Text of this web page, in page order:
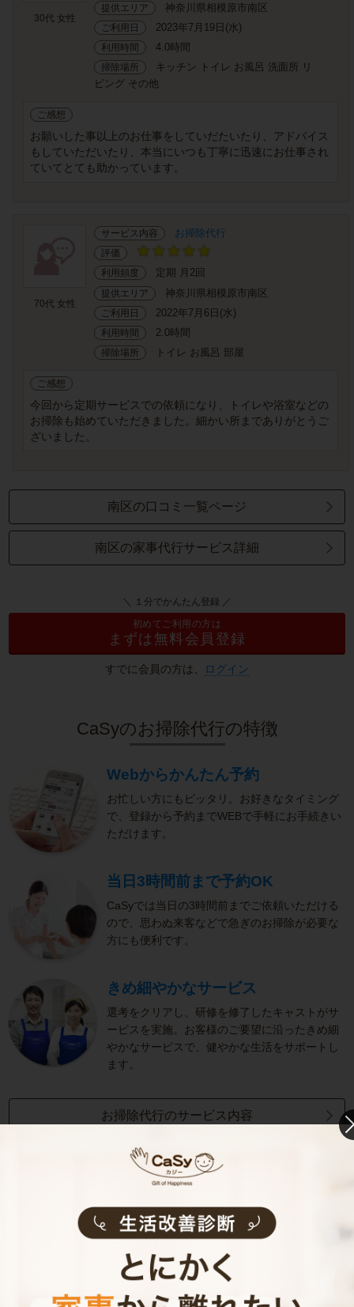
30代 女性
提供エリア 神奈川県相模原市南区
ご利用日 2023年7月19日(水)
利用時間 4.0時間
掃除場所
キッチン トイレ お風呂 洗面所 リ
ビング その他
ご感想
お願いした事以上のお仕事をしていだたいたり、アドバイス
もしていただいたり、本当にいつも丁寧に迅速にお仕事され
ていてとても助かっています。
70代 女性
サービス内容 お掃除代行
評価
利用頻度
定期 月2回
提供エリア 神奈川県相模原市南区
ご利用日 2022年7月6日(水)
利用時間 2.0時間
掃除場所 トイレ お風呂 部屋
ご感想
今回から定期サービスでの依頼になり、トイレや浴室などの
お掃除も始めていただきました。細かい所までありがとうご
ざいました。
南区の口コミ一覧ページ
南区の家事代行サービス詳細
＼ １分でかんたん登録 ／
初めてご利用の方は
まずは無料会員登録
すでに会員の方は、 ログイン
CaSyのお掃除代行の特徴
Webからかんたん予約
お忙しい方にもピッタリ。お好きなタイミング
で、登録から予約までWEBで手軽にお手続きい
ただけます。
当日3時間前まで予約OK
CaSyでは当日の3時間前までご依頼いただける
ので、思わぬ来客などで急ぎのお掃除が必要な
方にも便利です。
きめ細やかなサービス
選考をクリアし、研修を修了したキャストがサ
ービスを実施。お客様のご要望に沿ったきめ細
やかなサービスで、健やかな生活をサポートし
ます。
お掃除代行のサービス内容
お掃除代行のサービス料金
ご利用者インタビュー
Customer Interview
お掃除